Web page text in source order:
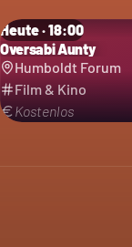
Heute · 18:00
Oversabi Aunty
Humboldt Forum
Film & Kino
Kostenlos